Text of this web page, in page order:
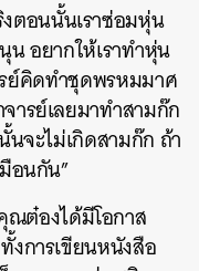
ตอนนั้นเราซ่อมหุ่น
อยากให้เราทำหุ่น
ย์คิดทำชุดพรหมมาศ
รย์เลยมาทำสามก๊ก
นจะไม่เกิดสามก๊ก ถ้า
อนกัน”
ต๋องได้มีโอกาส
งการเขียนหนังสือ